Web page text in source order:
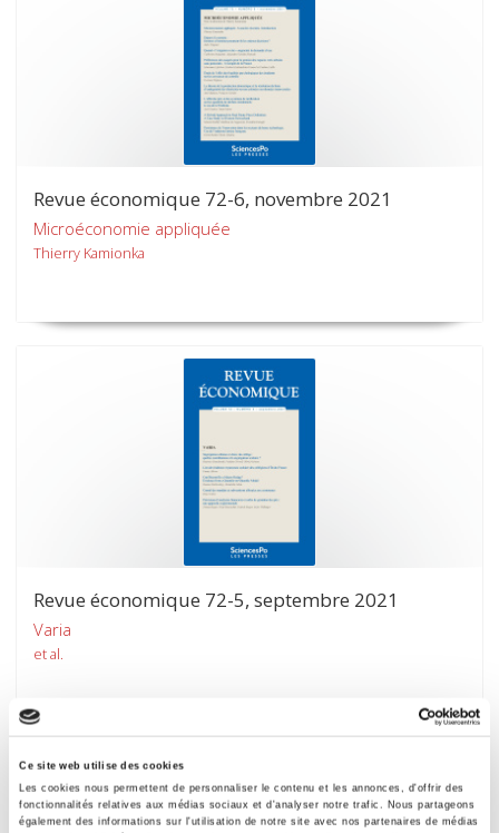
Ce site web utilise des cookies
Les cookies nous permettent de personnaliser le contenu et les annonces, d'offrir des
fonctionnalités relatives aux médias sociaux et d'analyser notre trafic. Nous partageons
également des informations sur l'utilisation de notre site avec nos partenaires de médias
Revue économique 72-6, novembre 2021
Microéconomie appliquée
Thierry Kamionka
Revue économique 72-5, septembre 2021
Varia
et al.